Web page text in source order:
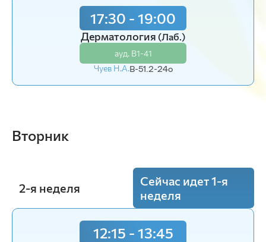
17:30 - 19:00
Дерматология (Лаб.)
ауд. В1-41
Чуев Н.А.В-51.2-24o
Вторник
2-я неделя
Сейчас идет 1-я
неделя
12:15 - 13:45
8:30 - 10:00